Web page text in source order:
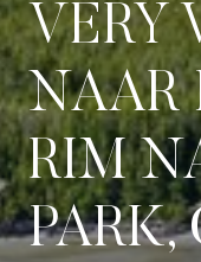
VERY
NAAR
RIM
PARK,